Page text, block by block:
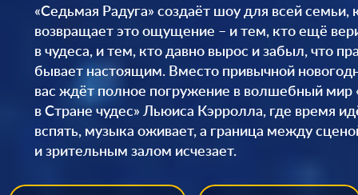
«Седьмая Радуга» создаёт шоу для всей семьи,
возвращает это ощущение – и тем, кто ещё
в чудеса, и тем, кто давно вырос и забыл, что
бывает настоящим. Вместо привычной
вас ждёт полное погружение в волшебный мир
в Стране чудес» Льюиса Кэрролла, где время
вспять, музыка оживает, а граница между
и зрительным залом исчезает.